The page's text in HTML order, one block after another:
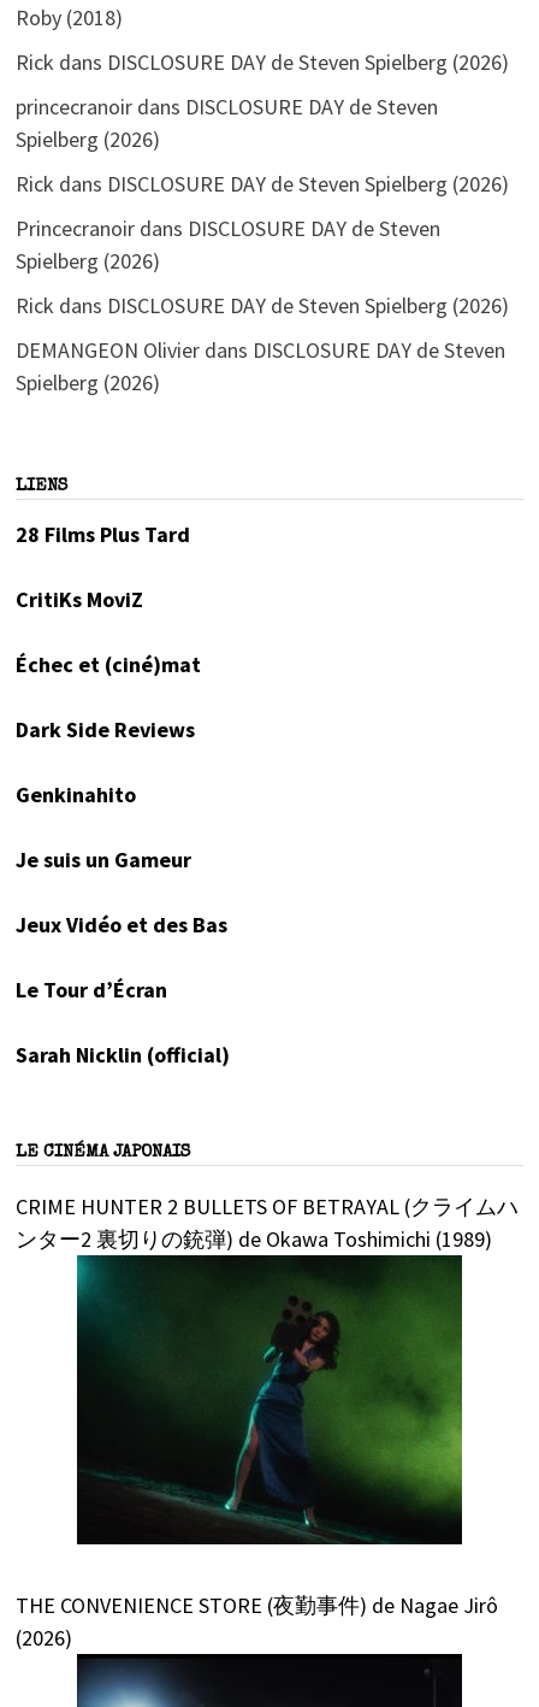
Roby (2018)
Rick dans DISCLOSURE DAY de Steven Spielberg (2026)
princecranoirdans DISCLOSURE DAY de Steven
Spielberg (2026)
Rick dans DISCLOSURE DAY de Steven Spielberg (2026)
Princecranoirdans DISCLOSURE DAY de Steven
Spielberg (2026)
Rick dans DISCLOSURE DAY de Steven Spielberg (2026)
DEMANGEON Olivierdans DISCLOSURE DAY de Steven
Spielberg (2026)
LIENS
28 Films Plus Tard
CritiKs MoviZ
Échec et (ciné)mat
Dark Side Reviews
Genkinahito
Je suis un Gameur
Jeux Vidéo et des Bas
Le Tour d’Écran
Sarah Nicklin (official)
LE CINÉMA JAPONAIS
CRIME HUNTER 2 BULLETS OF BETRAYAL (クライムハ
ンター2 裏切りの銃弾) de Okawa Toshimichi (1989)
THE CONVENIENCE STORE (夜勤事件) de Nagae Jirô
(2026)